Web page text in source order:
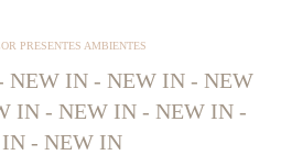
PRESENTES AMBIENTES
NEW IN - NEW IN - NEW
IN - NEW IN - NEW IN -
- NEW IN